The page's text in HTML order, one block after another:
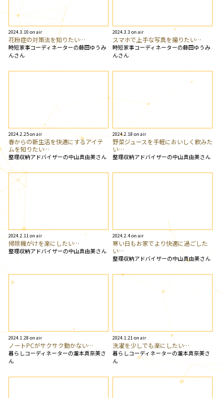
2024.3.10 on air
花粉症の対策法を知りたい…
時短家事コーディネーターの藤田ゆうみ
んさん
2024.3.3 on air
スマホで上手な写真を撮りたい…
時短家事コーディネーターの藤田ゆうみ
んさん
2024.2.25 on air
春からの新生活を快適にするアイテ
ムを知りたい…
整理収納アドバイザーの中山真由美さん
2024.2.18 on air
野菜ジュースを手軽においしく飲みた
い…
整理収納アドバイザーの中山真由美さん
2024.2.11 on air
掃除機がけを楽にしたい…
整理収納アドバイザーの中山真由美さん
2024.2.4 on air
寒い日もお家でより快適に過ごした
い…
整理収納アドバイザーの中山真由美さん
2024.1.28 on air
ノートPCがサクサク動かない…
暮らしコーディネーターの瀧本真奈美さ
ん
2024.1.21 on air
洗濯を少しでも楽にしたい…
暮らしコーディネーターの瀧本真奈美さ
ん